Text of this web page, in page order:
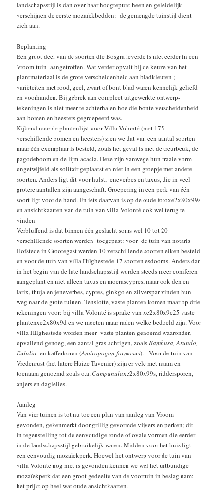
landschapsstijl is dan over haar hoogtepunt heen en geleidelijk
verschijnen de eerste mozaïekbedden: de gemengde tuinstijl dient
zich aan.
Beplanting
Een groot deel van de soorten die Bosgra leverde is niet eerder in een
Vroom-tuin aangetroffen. Wat verder opvalt bij de keuze van het
plantmateriaal is de grote verscheidenheid aan bladkleuren ;
variëteiten met rood, geel, zwart of bont blad waren kennelijk geliefd
en voorhanden. Bij gebrek aan compleet uitgewerkte ontwerp-
tekeningen is niet meer te achterhalen hoe die bonte verscheidenheid
aan bomen en heesters gegroepeerd was.
Kijkend naar de plantenlijst voor Villa Volonté (met 175
verschillende bomen en heesters) zien we dat van een aantal soorten
maar één exemplaar is besteld, zoals het geval is met de treurbeuk, de
pagodeboom en de lijm-acacia. Deze zijn vanwege hun fraaie vorm
ongetwijfeld als solitair geplaatst en niet in een groepje met andere
soorten. Anders ligt dit voor hulst, jeneverbes en taxus, die in veel
grotere aantallen zijn aangeschaft. Groepering in een perk van één
soort ligt voor de hand. En iets daarvan is op de oude fotoxe2x80x99s
en ansichtkaarten van de tuin van villa Volonté ook wel terug te
vinden.
Verbluffend is dat binnen één geslacht soms wel 10 tot 20
verschillende soorten werden toegepast: voor de tuin van notaris
Hofstede in Grootegast werden 10 verschillende soorten eiken besteld
en voor de tuin van villa Hilghestede 17 soorten esdoorns. Anders dan
in het begin van de late landschapsstijl worden steeds meer coniferen
aangeplant en niet alleen taxus en moerascypres, maar ook den en
larix, thuja en jeneverbes, cypres, ginkgo en zilverspar vinden hun
weg naar de grote tuinen. Tenslotte, vaste planten komen maar op drie
rekeningen voor; bij villa Volonté is sprake van xe2x80x9c25 vaste
plantenxe2x80x9d en we moeten maar raden welke bedoeld zijn. Voor
villa Hilghestede worden meer vaste planten genoemd waaronder,
opvallend genoeg, een aantal gras-achtigen, zoals Bambusa, Arundo,
Eulalia en kafferkoren (Andropogon formosus). Voor de tuin van
Vredenrust (het latere Huize Tavenier) zijn er vele met naam en
toenaam genoemd zoals o.a. Campanulaxe2x80x99s, riddersporen,
anjers en daglelies.
Aanleg
Van vier tuinen is tot nu toe een plan van aanleg van Vroom
gevonden, gekenmerkt door grillig gevormde vijvers en perken; dit
in tegenstelling tot de eenvoudige ronde of ovale vormen die eerder
in de landschapsstijl gebruikelijk waren. Midden voor het huis ligt
een eenvoudig mozaïekperk. Hoewel het ontwerp voor de tuin van
villa Volonté nog niet is gevonden kennen we wel het uitbundige
mozaïekperk dat een groot gedeelte van de voortuin in beslag nam:
het prijkt op heel wat oude ansichtkaarten.